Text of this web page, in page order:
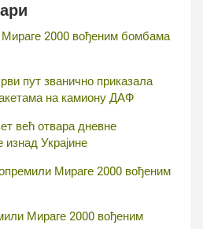
2000 вођеним бомбама
пут званично приказала
на камиону ДАФ
већ отвара дневне
изнад Украјине
Мираге 2000 вођеним
Мираге 2000 вођеним